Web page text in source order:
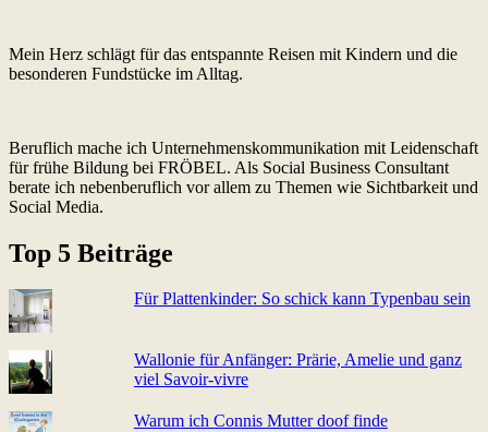
Mein Herz schlägt für das entspannte Reisen mit Kindern und die
besonderen Fundstücke im Alltag.
Beruflich mache ich Unternehmenskommunikation mit Leidenschaft
für frühe Bildung bei FRÖBEL. Als Social Business Consultant
berate ich nebenberuflich vor allem zu Themen wie Sichtbarkeit und
Social Media.
Top 5 Beiträge
Für Plattenkinder: So schick kann Typenbau sein
Wallonie für Anfänger: Prärie, Amelie und ganz
viel Sa­voir-vi­v­re
Warum ich Connis Mutter doof finde